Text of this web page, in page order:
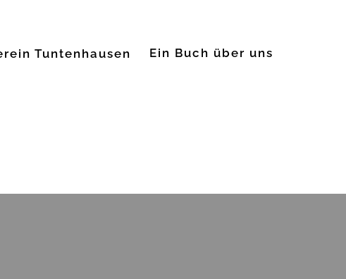
Ein Buch über uns